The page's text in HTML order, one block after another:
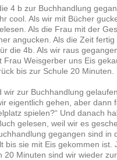
4 b zur Buchhandlung
cool. Als wir mit Bücher
Als die Frau mit der
angucken. Als die Zeit
die 4b. Als wir raus
Frau Weisgerber uns Eis
bis zur Schule 20
wir zur Buchhandlung
eigentlich gehen, aber dann
spielen?“ Und danach
gelesen, weil wir es
gegangen sind in
bis sie mit Eis gekommen
20 Minuten sind wir wieder